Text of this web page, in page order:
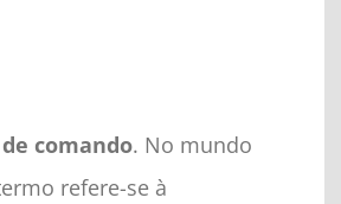
comando. No mundo
refere-se à